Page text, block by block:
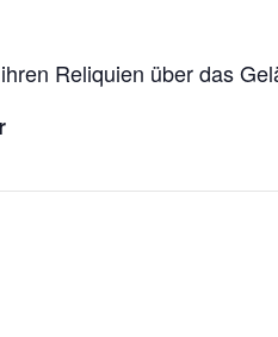
Reliquien über das